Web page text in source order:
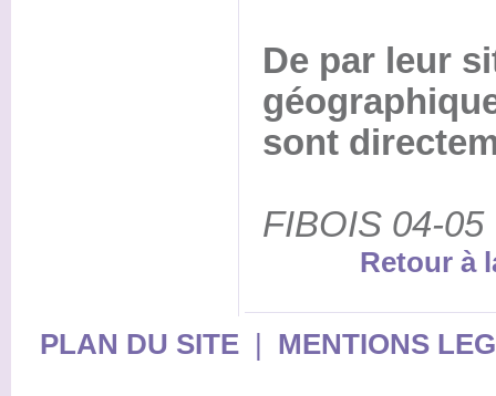
De par leur
sont
FIBOIS 04-05
Retour à
PLAN DU SITE| MENTIONS